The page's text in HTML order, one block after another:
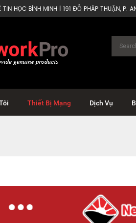
HỌC BÌNH MINH | 191 ĐỖ PHÁP THUẬN, P.
Thiết Bị Mạng Dịch Vụ